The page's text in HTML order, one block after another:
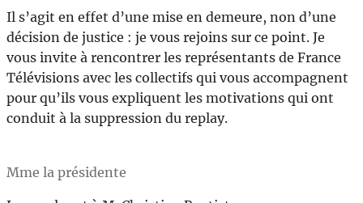
Il s’agit en effet d’une mise en demeure, non d’une
décision de justice : je vous rejoins sur ce point. Je
vous invite à rencontrer les représentants de France
Télévisions avec les collectifs qui vous accompagnent
pour qu’ils vous expliquent les motivations qui ont
conduit à la suppression du replay.
Mme la présidente